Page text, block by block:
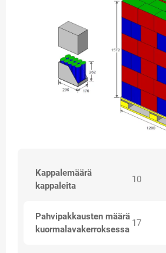
Kappalemäärä
kappaleita
10
Pahvipakkausten määrä
kuormalavakerroksessa
17